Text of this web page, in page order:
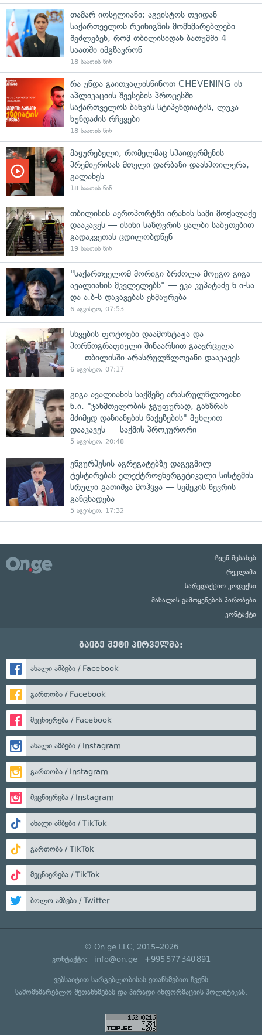
თამარ იოსელიანი: აგვისტოს თვიდან
საქართველოს რკინიგზის მომხმარებლები
შეძლებენ, რომ თბილისიდან ბათუმში 4
საათში იმგზავრონ
18 საათის წინ
რა უნდა გაითვალისწინოთ CHEVENING-ის
აპლიკაციის შევსების პროცესში —
საქართველოს ბანკის სტიპენდიატის, ლუკა
ხუნდაძის რჩევები
18 საათის წინ
მაყურებელი, რომელმაც სპაიდერმენის
პრემიერისას მთელი დარბაზი დაასპოილერა,
გალახეს
18 საათის წინ
თბილისის აეროპორტში ირანის სამი მოქალაქე
დააკავეს — ისინი საზღვრის ყალბი საბუთებით
გადაკვეთას ცდილობდნენ
19 საათის წინ
"საქართველომ მორიგი ბრძოლა მოუგო გიგა
ავალიანის მკვლელებს" — ეკა კუპატაძე ნ.ი-სა
და ა.ბ-ს დაკავებას ეხმაურება
6 აგვისტო, 07:53
სხვების ფოტოები დაამონტაჟა და
პორნოგრაფიული შინაარსით გაავრცელა
— თბილისში არასრულწლოვანი დააკავეს
6 აგვისტო, 07:17
გიგა ავალიანის საქმეზე არასრულწლოვანი
ნ.ი. "ჯანმთელობის ჯგუფურად, განზრახ
მძიმედ დაზიანების წაქეზების" მუხლით
დააკავეს — საქმის პროკურორი
5 აგვისტო, 20:48
ენგურჰესის აგრეგატებზე დაგეგმილ
ტესტირებას ელექტროენერგეტიკული სისტემის
სრული გათიშვა მოჰყვა — სემეკის წევრის
განცხადება
5 აგვისტო, 17:32
ჩვენ შესახებ
რეკლამა
სარედაქციო კოდექსი
მასალის გამოყენების პირობები
კონტაქტი
გაიგე მეტი პირველმა:
ახალი ამბები / Facebook
გართობა / Facebook
მეცნიერება / Facebook
ახალი ამბები / Instagram
გართობა / Instagram
მეცნიერება / Instagram
ახალი ამბები / TikTok
გართობა / TikTok
მეცნიერება / TikTok
ბოლო ამბები / Twitter
© On.ge LLC, 2015–2026
კონტაქტი: info@on.ge +995 577 340 891
ვებსაიტით სარგებლობისას ეთანხმებით ჩვენს
სამომხმარებლო შეთანხმებასდა პირადი ინფორმაციის პოლიტიკას.